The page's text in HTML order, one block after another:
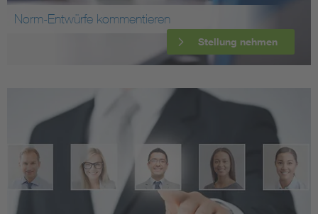
Norm-Entwürfe kommentieren
Stellung nehmen